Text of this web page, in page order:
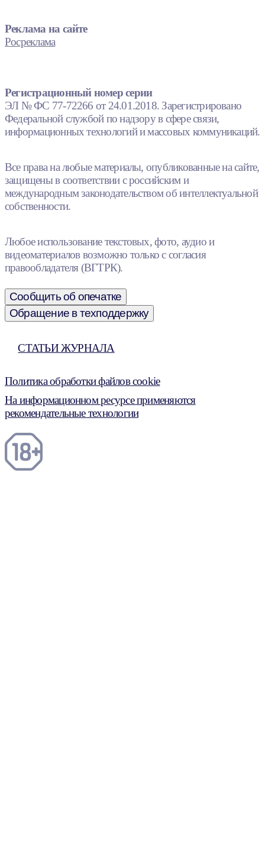
Реклама на сайте
Росреклама
Регистрационный номер серии
ЭЛ № ФС 77-72266 от 24.01.2018. Зарегистрировано
Федеральной службой по надзору в сфере связи,
информационных технологий и массовых коммуникаций.
Все права на любые материалы, опубликованные на сайте,
защищены в соответствии с российским и
международным законодательством об интеллектуальной
собственности.
Любое использование текстовых, фото, аудио и
видеоматериалов возможно только с согласия
правообладателя (ВГТРК).
Сообщить об опечатке
Обращение в техподдержку
СТАТЬИ ЖУРНАЛА
Политика обработки файлов cookie
На информационном ресурсе применяются
рекомендательные технологии